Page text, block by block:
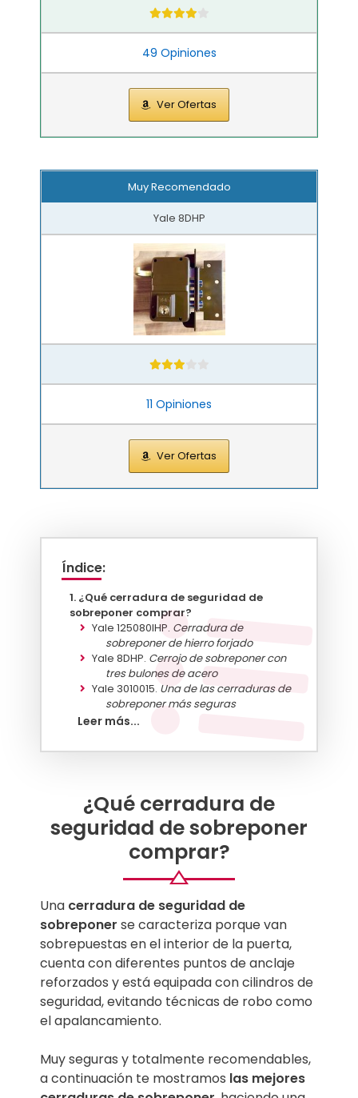
49 Opiniones
Ver Ofertas
Muy Recomendado
Yale 8DHP
11 Opiniones
Ver Ofertas
Índice:
¿Qué cerradura de seguridad de
sobreponer comprar?
Yale 125080IHP. Cerradura de
sobreponer de hierro forjado
Yale 8DHP. Cerrojo de sobreponer con
tres bulones de acero
Yale 3010015. Una de las cerraduras de
sobreponer más seguras
Yale 100DHN.
Top Mejores Mejores cerraduras de
seguridad de sobreponer
Leer más...
¿Qué cerradura de
seguridad de sobreponer
comprar?
Una cerradura de seguridad de
sobreponer se caracteriza porque van
sobrepuestas en el interior de la puerta,
cuenta con diferentes puntos de anclaje
reforzados y está equipada con cilindros de
seguridad, evitando técnicas de robo como
el apalancamiento.
Muy seguras y totalmente recomendables,
a continuación te mostramos las mejores